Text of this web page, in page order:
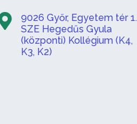
9026 Győr, Egyetem tér 1.
SZE Hegedűs Gyula
(központi) Kollégium (K4,
K3, K2)